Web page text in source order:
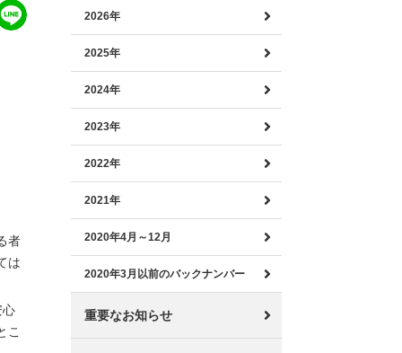
者
は
心
こ
2026年
2025年
2024年
2023年
2022年
2021年
2020年4月～12月
2020年3月以前のバックナンバー
重要なお知らせ